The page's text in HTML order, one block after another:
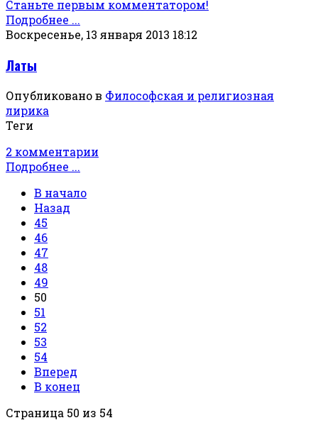
Станьте первым комментатором!
Подробнее ...
Воскресенье, 13 января 2013 18:12
Латы
Опубликовано в Философская и религиозная
лирика
Теги
2 комментарии
Подробнее ...
В начало
Назад
45
46
47
48
49
50
51
52
53
54
Вперед
В конец
Страница 50 из 54